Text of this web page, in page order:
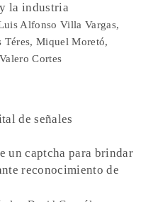
la industria
Alfonso Villa Vargas,
Téres, Miquel Moretó,
Cortes
de señales
un captcha para brindar
reconocimiento de